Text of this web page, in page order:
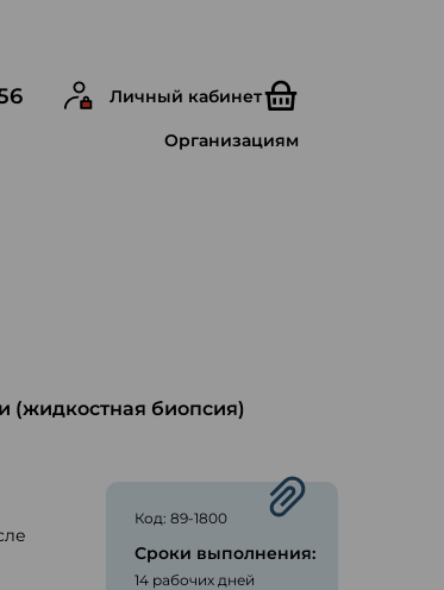
Личный кабинет
Организациям
(жидкостная биопсия)
Код: 89-1800
Сроки выполнения:
14 рабочих дней